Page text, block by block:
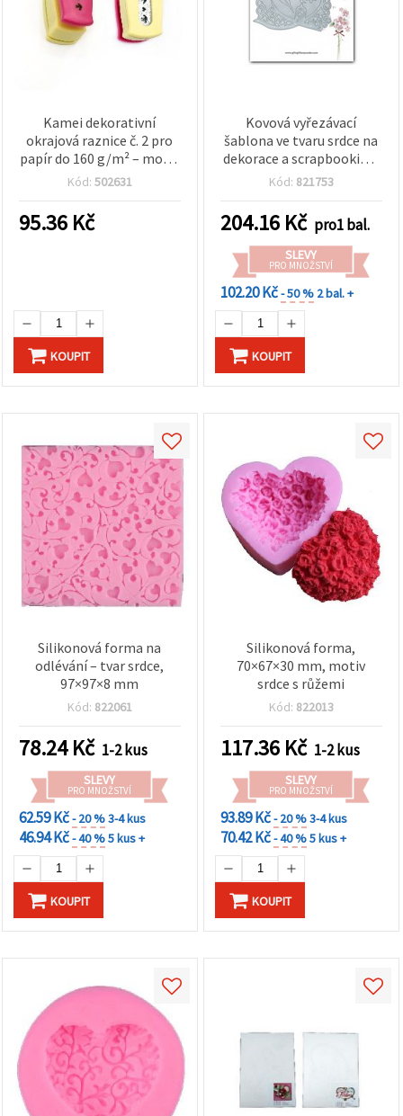
Kamei dekorativní
okrajová raznice č. 2 pro
papír do 160 g/m² – motiv
Ptáčci a srdíčka, pro
Kód: 502631
95.36 Kč
KOUPIT
Kovová vyřezávací
šablona ve tvaru srdce na
dekorace a scrapbooking,
14,1 × 9,5 cm
Kód: 821753
204.16 Kč pro1 bal.
SLEVY
PRO MNOŽSTVÍ
102.20 Kč- 50 % 2 bal. +
KOUPIT
Silikonová forma na
odlévání – tvar srdce,
97×97×8 mm
Kód: 822061
78.24Kč 1-2 kus
SLEVY
PRO MNOŽSTVÍ
62.59 Kč- 20 %3-4 kus
46.94 Kč- 40 %5 kus +
KOUPIT
Silikonová forma,
70×67×30 mm, motiv
srdce s růžemi
Kód: 822013
117.36 Kč 1-2 kus
SLEVY
PRO MNOŽSTVÍ
93.89 Kč- 20 %3-4 kus
70.42 Kč- 40 %5 kus +
KOUPIT